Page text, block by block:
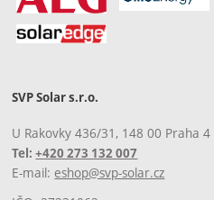
SVP Solar s.r.o.
U Rakovky 436/31, 148 00 Praha 4
Tel:+420 273 132 007
E-mail: eshop@svp-solar.cz